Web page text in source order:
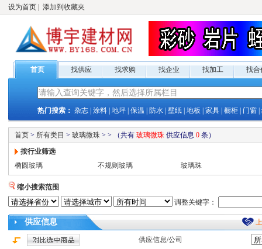
设为首页 添加到收藏夹
首页 找供应 找求购 找企业 找加工 找合
热门搜索： 杂志 涂料 地坪 保温 防水 壁纸 地板 家具 橱柜 门窗
首页 > 所有类目 > 玻璃微珠 > > （共有 玻璃微珠 供应信息 0 条）
按行业筛选
椭圆玻璃
不规则玻璃 玻璃珠
缩小搜索范围
调整关键字：
供应信息
供应信息/公司